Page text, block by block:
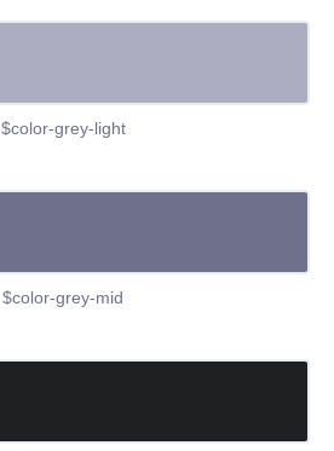
$color-grey-light
$color-grey-mid